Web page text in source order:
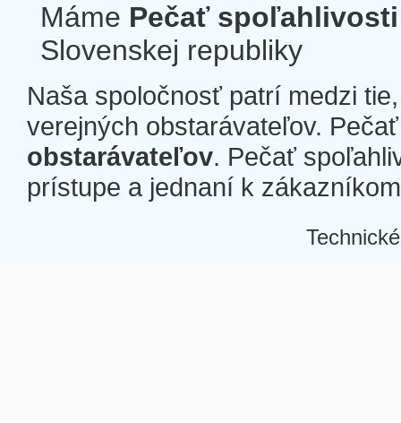
Máme Pečať spoľahlivosti
Slovenskej republiky
Naša spoločnosť patrí medzi
verejných obstarávateľov.
obstarávateľov. Pečať
prístupe a jednaní k